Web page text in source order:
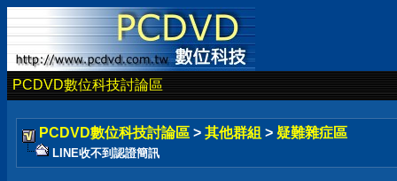
PCDVD數位科技討論區
PCDVD數位科技討論區 > 其他群組 > 疑難雜症區
LINE收不到認證簡訊